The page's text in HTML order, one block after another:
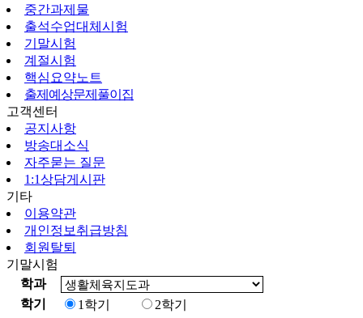
중간과제물
출석수업대체시험
기말시험
계절시험
핵심요약노트
출제예상문제풀이집
고객센터
공지사항
방송대소식
자주묻는 질문
1:1상담게시판
기타
이용약관
개인정보취급방침
회원탈퇴
기말시험
학과
학기
1학기 2학기